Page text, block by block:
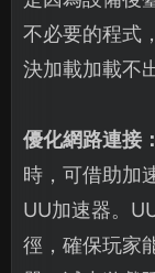
不必要的程式
決加載加載不
優化網路連接：
時，可借助加
UU加速器。
徑，確保玩家